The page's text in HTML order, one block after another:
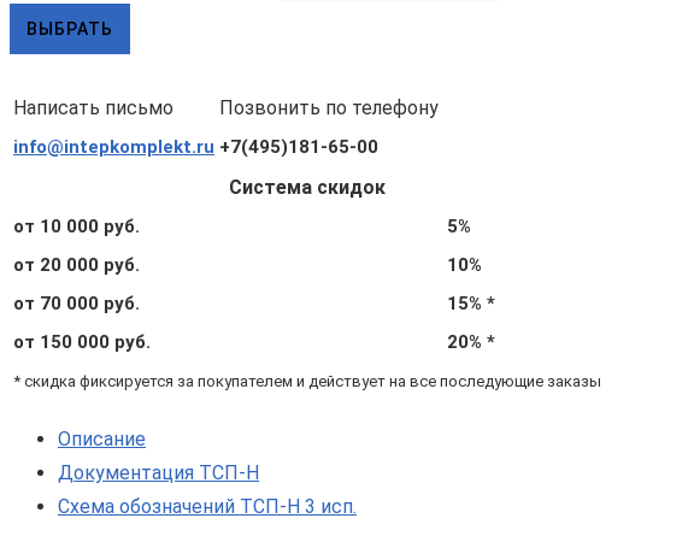
ВЫБРАТЬ
Написать письмо Позвонить по телефону
info@intepkomplekt.ru +7(495)181-65-00
Система скидок
от 10 000 руб.
5%
от 20 000 руб.
10%
от 70 000 руб.
15% *
от 150 000 руб.
20% *
* скидка фиксируется за покупателем и действует на все последующие заказы
Описание
Документация ТСП-Н
Схема обозначений ТСП-Н 3 исп.